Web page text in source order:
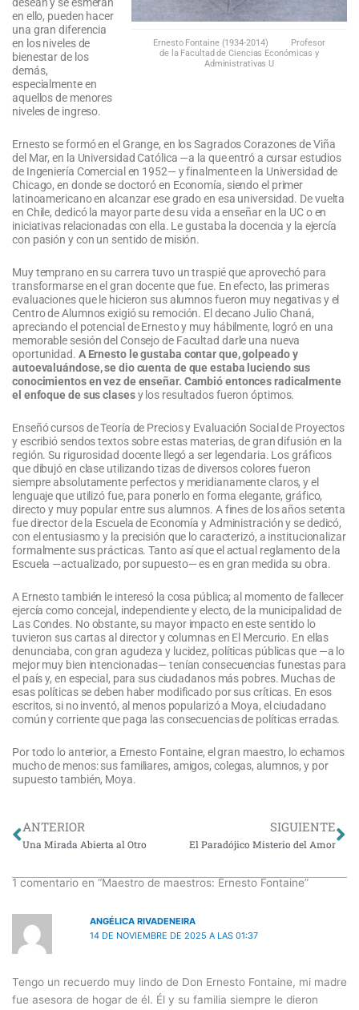
Ernesto Fontaine (1934-2014) Profesor
de la Facultad de Ciencias Económicas y
Administrativas U
en ello, pueden hacer
una gran diferencia
en los niveles de
bienestar de los
demás,
especialmente en
aquellos de menores
niveles de ingreso.
Ernesto se formó en el Grange, en los Sagrados Corazones de Viña
del Mar, en la Universidad Católica —a la que entró a cursar estudios
de Ingeniería Comercial en 1952— y finalmente en la Universidad de
Chicago, en donde se doctoró en Economía, siendo el primer
latinoamericano en alcanzar ese grado en esa universidad. De vuelta
en Chile, dedicó la mayor parte de su vida a enseñar en la UC o en
iniciativas relacionadas con ella. Le gustaba la docencia y la ejercía
con pasión y con un sentido de misión.
Muy temprano en su carrera tuvo un traspié que aprovechó para
transformarse en el gran docente que fue. En efecto, las primeras
evaluaciones que le hicieron sus alumnos fueron muy negativas y el
Centro de Alumnos exigió su remoción. El decano Julio Chaná,
apreciando el potencial de Ernesto y muy hábilmente, logró en una
memorable sesión del Consejo de Facultad darle una nueva
oportunidad. A Ernesto le gustaba contar que, golpeado y
autoevaluándose, se dio cuenta de que estaba luciendo sus
conocimientos en vez de enseñar. Cambió entonces radicalmente
el enfoque de sus clasesy los resultados fueron óptimos.
Enseñó cursos de Teoría de Precios y Evaluación Social de Proyectos
y escribió sendos textos sobre estas materias, de gran difusión en la
región. Su rigurosidad docente llegó a ser legendaria. Los gráficos
que dibujó en clase utilizando tizas de diversos colores fueron
siempre absolutamente perfectos y meridianamente claros, y el
lenguaje que utilizó fue, para ponerlo en forma elegante, gráfico,
directo y muy popular entre sus alumnos. A fines de los años setenta
fue director de la Escuela de Economía y Administración y se dedicó,
con el entusiasmo y la precisión que lo caracterizó, a institucionalizar
formalmente sus prácticas. Tanto así que el actual reglamento de la
Escuela —actualizado, por supuesto— es en gran medida su obra.
A Ernesto también le interesó la cosa pública; al momento de fallecer
ejercía como concejal, independiente y electo, de la municipalidad de
Las Condes. No obstante, su mayor impacto en este sentido lo
tuvieron sus cartas al director y columnas en El Mercurio. En ellas
denunciaba, con gran agudeza y lucidez, políticas públicas que —a lo
mejor muy bien intencionadas— tenían consecuencias funestas para
el país y, en especial, para sus ciudadanos más pobres. Muchas de
esas políticas se deben haber modificado por sus críticas. En esos
escritos, si no inventó, al menos popularizó a Moya, el ciudadano
común y corriente que paga las consecuencias de políticas erradas.
Por todo lo anterior, a Ernesto Fontaine, el gran maestro, lo echamos
mucho de menos: sus familiares, amigos, colegas, alumnos, y por
supuesto también, Moya.
Ant
ANTERIOR
Una Mirada Abierta al Otro
SIGUIENTE
El Paradójico Misterio del Amor
1 comentario en “Maestro de maestros: Ernesto Fontaine”
ANGÉLICA RIVADENEIRA
14 DE NOVIEMBRE DE 2025 A LAS 01:37
Tengo un recuerdo muy lindo de Don Ernesto Fontaine, mi madre
fue asesora de hogar de él. Él y su familia siempre le dieron